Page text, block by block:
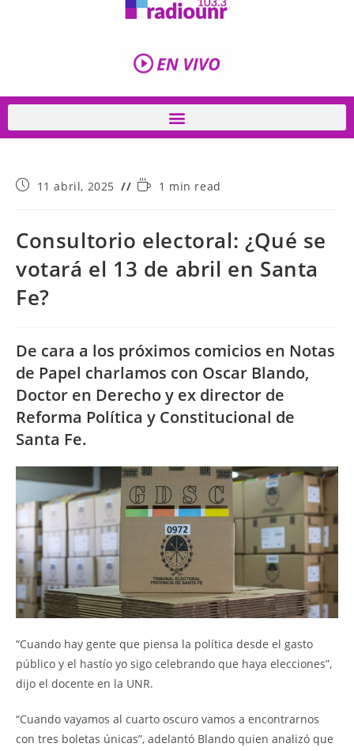
11 abril, 2025 1 min read
Consultorio electoral: ¿Qué se
votará el 13 de abril en Santa
Fe?
De cara a los próximos comicios en Notas
de Papel charlamos con Oscar Blando,
Doctor en Derecho y ex director de
Reforma Política y Constitucional de
Santa Fe.
“Cuando hay gente que piensa la política desde el gasto
público y el hastío yo sigo celebrando que haya elecciones”,
dijo el docente en la UNR.
“Cuando vayamos al cuarto oscuro vamos a encontrarnos
con tres boletas únicas”, adelantó Blando quien analizó que